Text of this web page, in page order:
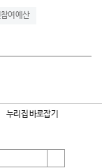
여예산
누리집 바로잡기